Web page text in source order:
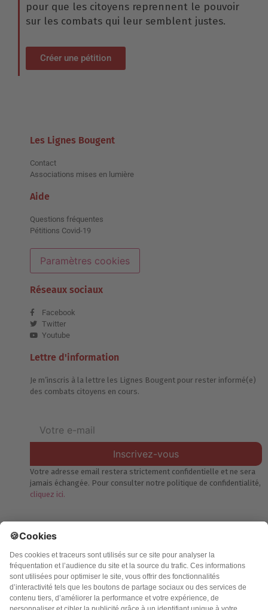
pour que les citoyens reprennent le pouvoir
sur les combats qui leur semblent justes.
Créer une pétition
Les Lignes Bougent
Contact
Associations mises en lumière
Aide
Questions fréquentes
Pétitions Covid-19
Paramètres cookies
Réseaux sociaux
Facebook
Twitter
Youtube
Lettre d'information
Je m’inscris à la lettre les Lignes Bougent pour rester informé(e)
des combats citoyens en cours.
Inscrivez-vous
Votre adresse email restera strictement confidentielle et ne sera
jamais échangée. Pour consulter notre politique de confidentialité,
cliquez ici.
Accueil
Politique de confidentialité